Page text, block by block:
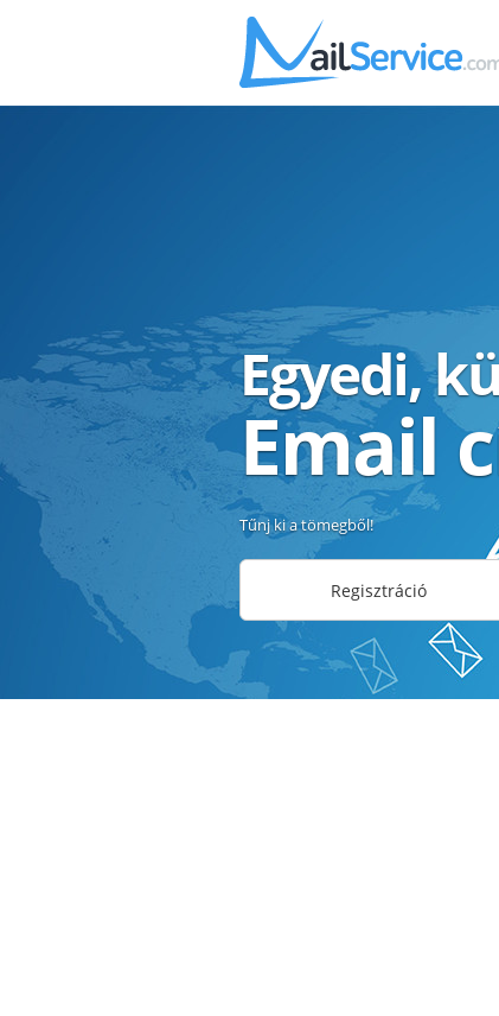
Egyedi,
Email
Tűnj ki a tömegből!
Regisztráció